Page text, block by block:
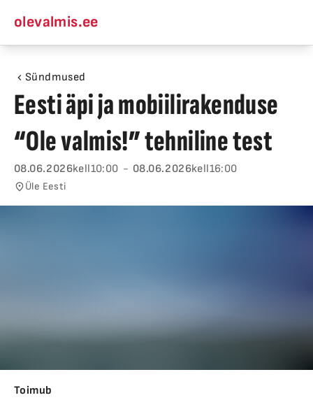
olevalmis.ee
Sündmused
Eesti äpi ja mobiilirakenduse
“Ole valmis!” tehniline test
08.06.2026kell10:00 - 08.06.2026kell16:00
Üle Eesti
Toimub